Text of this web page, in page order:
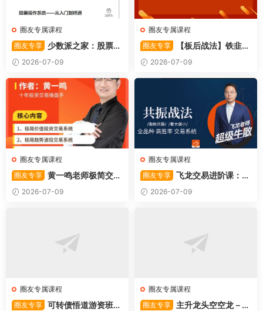
圈友专属课程
圈友专享
少数派之家：股票操
作系统—从入门到精通
2026-07-09
圈友专属课程
圈友专享
【板后战法】铁韭菜
板后强势战法
2026-07-09
圈友专属课程
圈友专享 黄一鸣老师极简交易
系统2026-07-09
圈友专属课程
圈友专享 飞龙交易进阶课：共
振战法
2026-07-09
圈友专属课程
圈友专享 可转债悟道游资班出
圈友专属课程
圈友专享
主升龙头空空龙－竞